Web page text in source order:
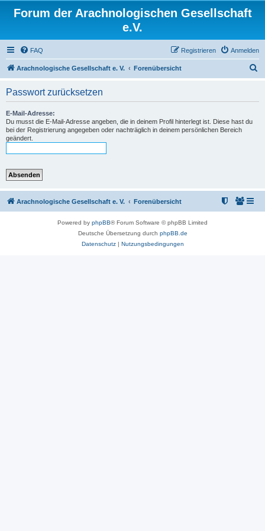
Forum der Arachnologischen Gesellschaft
e.V.
FAQ Anmelden
Registrieren
Arachnologische Gesellschaft e. V. Forenübersicht
Passwort zurücksetzen
E-Mail-Adresse:
Du musst die E-Mail-Adresse angeben, die in deinem Profil hinterlegt ist. Diese hast du
bei der Registrierung angegeben oder nachträglich in deinem persönlichen Bereich
geändert.
Arachnologische Gesellschaft e. V. Forenübersicht
Powered by phpBB® Forum Software © phpBB Limited
Deutsche Übersetzung durch phpBB.de
Datenschutz| Nutzungsbedingungen